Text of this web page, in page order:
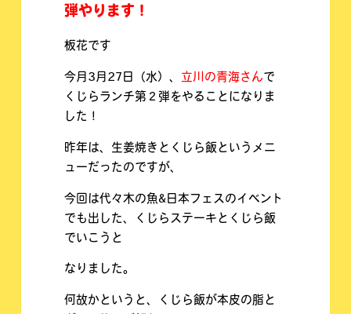
弾やります！
板花です
今月3月27日（水）、立川の青海さん で
くじらランチ第２弾をやることになりま
した！
昨年は、生姜焼きとくじら飯というメニ
ューだったのですが、
今回は代々木の魚&日本フェスのイベント
でも出した、くじらステーキとくじら飯
でいこうと
なりました。
何故かというと、くじら飯が本皮の脂と